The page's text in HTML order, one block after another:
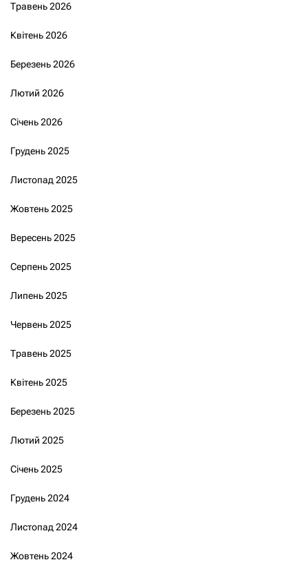
Травень 2026
Квітень 2026
Березень 2026
Лютий 2026
Січень 2026
Грудень 2025
Листопад 2025
Жовтень 2025
Вересень 2025
Серпень 2025
Липень 2025
Червень 2025
Травень 2025
Квітень 2025
Березень 2025
Лютий 2025
Січень 2025
Грудень 2024
Листопад 2024
Жовтень 2024